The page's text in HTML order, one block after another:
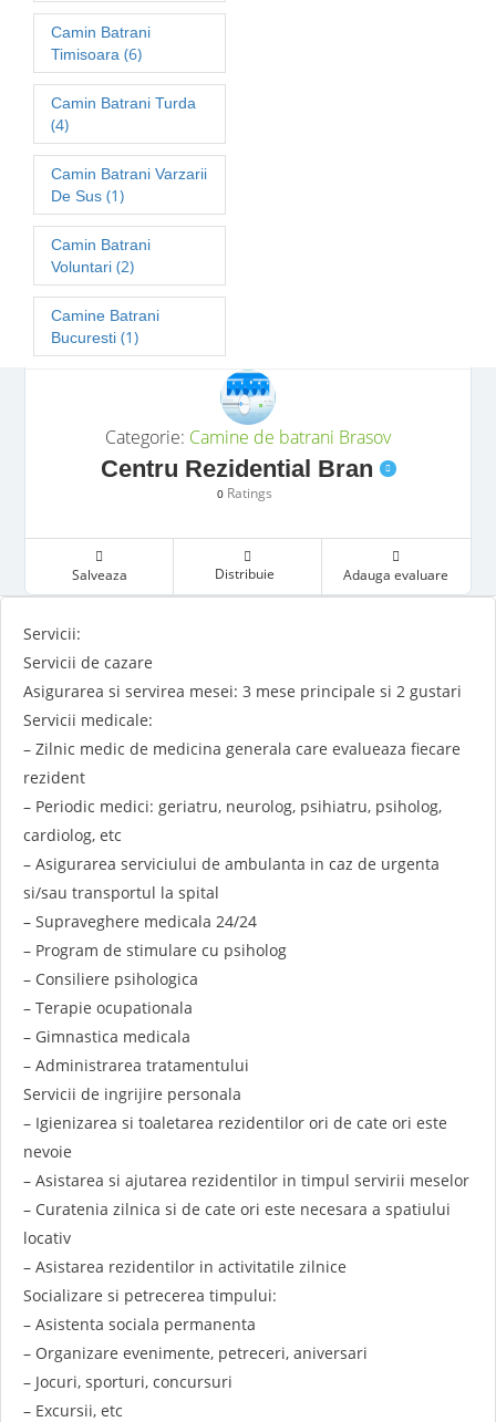
Camin Batrani
Timisoara (6)
Camin Batrani Turda
(4)
Camin Batrani Varzarii
De Sus (1)
Camin Batrani
Voluntari (2)
Camine Batrani
Bucuresti (1)
Categorie: Camine de batrani Brasov
Centru Rezidential Bran
0 Ratings
Salveaza Distribuie Adauga evaluare
Servicii:
Servicii de cazare
Asigurarea si servirea mesei: 3 mese principale si 2 gustari
Servicii medicale:
– Zilnic medic de medicina generala care evalueaza fiecare
rezident
– Periodic medici: geriatru, neurolog, psihiatru, psiholog,
cardiolog, etc
– Asigurarea serviciului de ambulanta in caz de urgenta
si/sau transportul la spital
– Supraveghere medicala 24/24
– Program de stimulare cu psiholog
– Consiliere psihologica
– Terapie ocupationala
– Gimnastica medicala
– Administrarea tratamentului
Servicii de ingrijire personala
– Igienizarea si toaletarea rezidentilor ori de cate ori este
nevoie
– Asistarea si ajutarea rezidentilor in timpul servirii meselor
– Curatenia zilnica si de cate ori este necesara a spatiului
locativ
– Asistarea rezidentilor in activitatile zilnice
Socializare si petrecerea timpului:
– Asistenta sociala permanenta
– Organizare evenimente, petreceri, aniversari
– Jocuri, sporturi, concursuri
– Excursii, etc